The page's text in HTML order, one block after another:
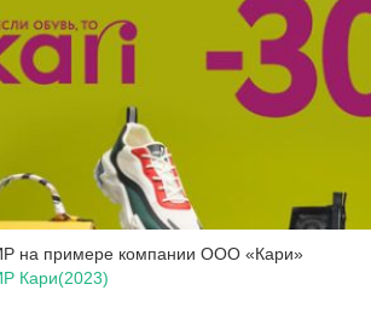
на примере компании ООО «Кари»
Кари(2023)